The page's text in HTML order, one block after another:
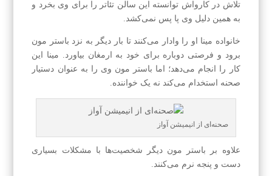
تلاش در کارواش توانسته این سالن تئاتر را برای وی بخرد و
به همین دلیل وی پا پس نمی‌کشد.
خانواده مینا او را وادار می‌کنند تا بار دیگر به نزد باستر مون
برود و فرصتی دوباره برای خود به ارمغان بیاورد. مینا این
کار را انجام می‌دهد؛ اما باستر مون وی را به عنوان دستیار
صحنه استخدام می‌کند نه یک خواننده.
صحنه‌ای از انیمیشن آواز
علاوه بر باستر مون دیگر شخصیت‌ها با مشکلات بسیاری
دست و پنجه نرم می‌کنند.